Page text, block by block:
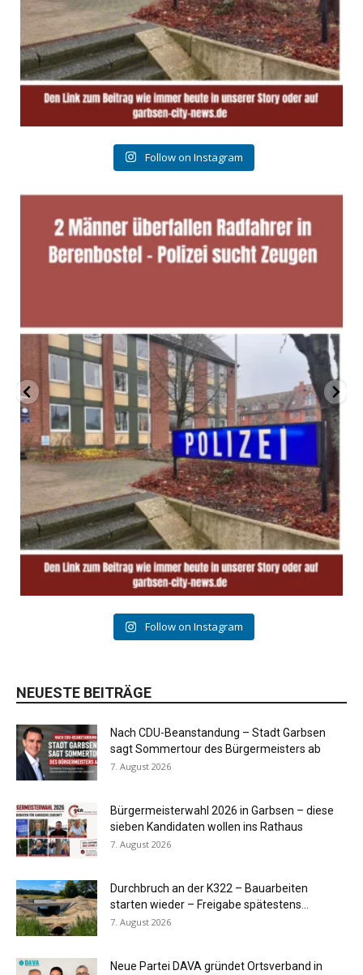
Follow on Instagram
Follow on Instagram
NEUESTE BEITRÄGE
Nach CDU-Beanstandung – Stadt Garbsen
sagt Sommertour des Bürgermeisters ab
7. August 2026
Bürgermeisterwahl 2026 in Garbsen – diese
sieben Kandidaten wollen ins Rathaus
7. August 2026
Durchbruch an der K322 – Bauarbeiten
starten wieder – Freigabe spätestens...
7. August 2026
Neue Partei DAVA gründet Ortsverband in